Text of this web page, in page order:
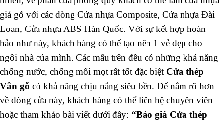
giả gỗ với các dòng Cửa nhựa Composite, Cửa nhựa Đài
Loan, Cửa nhựa ABS Hàn Quốc. Với sự kết hợp hoàn
hảo như này, khách hàng có thể tạo nên 1 vẻ đẹp cho
ngôi nhà của mình. Các mẫu trên đều có những khả năng
chống nước, chống mối mọt rất tốt đặc biệt Cửa thép
Vân gỗ có khả năng chịu nắng siêu bền. Để nắm rõ hơn
về dòng cửa này, khách hàng có thể liên hệ chuyên viên
hoặc tham khảo bài viết dưới đây: “Báo giá Cửa thép